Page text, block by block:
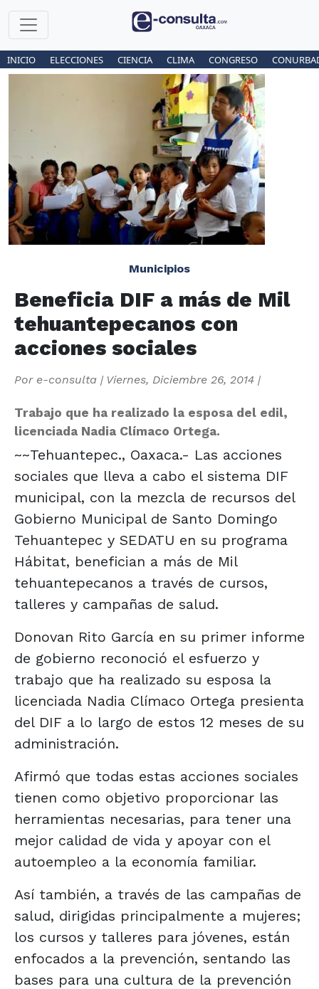
INICIO ELECCIONES CIENCIA CLIMA CONGRESO
Municipios
Beneficia DIF a más de Mil
tehuantepecanos con
acciones sociales
Por e-consulta | Viernes, Diciembre 26, 2014 |
Trabajo que ha realizado la esposa del edil,
licenciada Nadia Clímaco Ortega.
~~Tehuantepec., Oaxaca.- Las acciones
sociales que lleva a cabo el sistema DIF
municipal, con la mezcla de recursos del
Gobierno Municipal de Santo Domingo
Tehuantepec y SEDATU en su programa
Hábitat, benefician a más de Mil
tehuantepecanos a través de cursos,
talleres y campañas de salud.
Donovan Rito García en su primer informe
de gobierno reconoció el esfuerzo y
trabajo que ha realizado su esposa la
licenciada Nadia Clímaco Ortega presienta
del DIF a lo largo de estos 12 meses de su
administración.
Afirmó que todas estas acciones sociales
tienen como objetivo proporcionar las
herramientas necesarias, para tener una
mejor calidad de vida y apoyar con el
autoempleo a la economía familiar.
Así también, a través de las campañas de
salud, dirigidas principalmente a mujeres;
los cursos y talleres para jóvenes, están
enfocados a la prevención, sentando las
bases para una cultura de la prevención